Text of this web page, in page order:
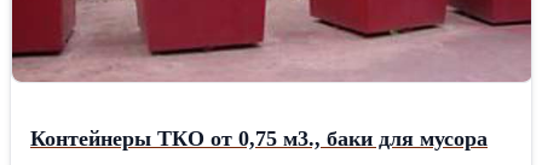
Контейнеры ТКО от 0,75 м3., баки для мусора